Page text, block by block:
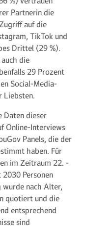
Partnerin die
auf die
TikTok und
Drittel (29 %).
die
29 Prozent
Social-Media-
Liebsten.
Daten dieser
Online-Interviews
Panels, die der
haben. Für
im Zeitraum 22. -
Personen
wurde nach Alter,
quotiert und die
entsprechend
sind